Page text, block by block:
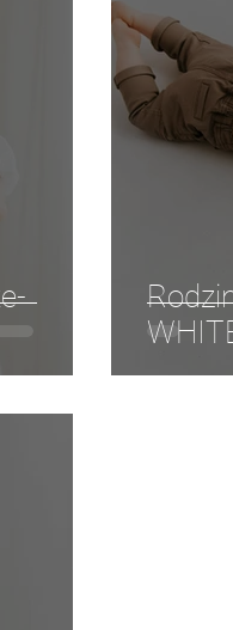
sesja
Sesja portretowa